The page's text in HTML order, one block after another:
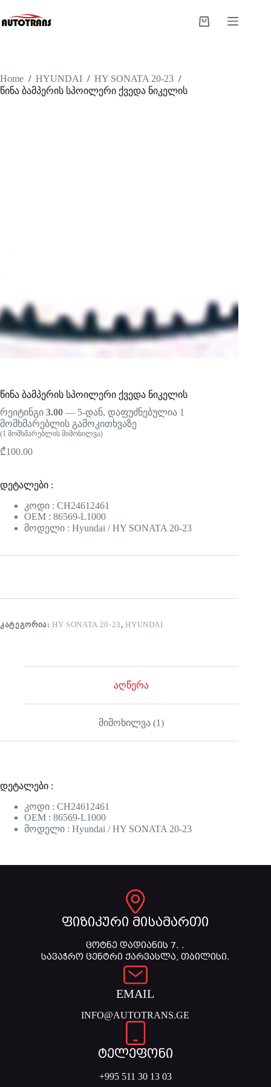
Home / HYUNDAI / HY SONATA 20-23 /
წინა ბამპერის სპოილერი ქვედა ნიკელის
წინა ბამპერის სპოილერი ქვედა ნიკელის
რეიტინგი 3.00 — 5-დან, დაფუძნებულია 1
მომხმარებლის გამოკითხვაზე
(1 მომხმარებლის მიმოხილვა)
₾100.00
დეტალები :
კოდი : CH24612461
OEM : 86569-L1000
მოდელი : Hyundai / HY SONATA 20-23
ᲙᲐᲢᲔᲒᲝᲠᲘᲐ:HY SONATA 20-23,HYUNDAI
აღწერა
მიმოხილვა (1)
დეტალები :
კოდი : CH24612461
OEM : 86569-L1000
მოდელი : Hyundai / HY SONATA 20-23
ფიზიკური მისამართი
ცოტნე დადიანის 7. .
სავაჭრო ცენტრი ქარვასლა, თბილისი.
EMAIL
INFO@AUTOTRANS.GE
ტელეფონი
+995 511 30 13 03